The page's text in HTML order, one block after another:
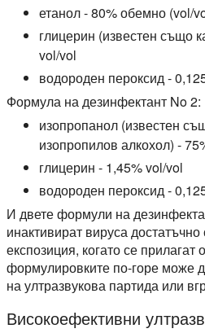
етанол - 80% обемно (vol/
глицерин (известен също
vol/vol
водороден пероксид -
Формула на дезинфектант No 2:
изопропанол (известен
изопропилов алкохол) -
глицерин - 1,45% vol/vol
водороден пероксид -
И двете формули на
инактивират вируса
експозиция, когато се
формулировките по-горе може
на ултразвукова партида или
Високоефективни